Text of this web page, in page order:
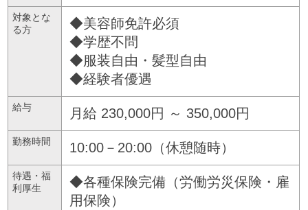
対象とな
る方
◆美容師免許必須
◆学歴不問
◆服装自由・髪型自由
◆経験者優遇
給与 月給 230,000円 ～ 350,000円
勤務時間 10:00－20:00（休憩随時）
待遇・福
利厚生
◆各種保険完備（労働労災保険・雇
用保険）